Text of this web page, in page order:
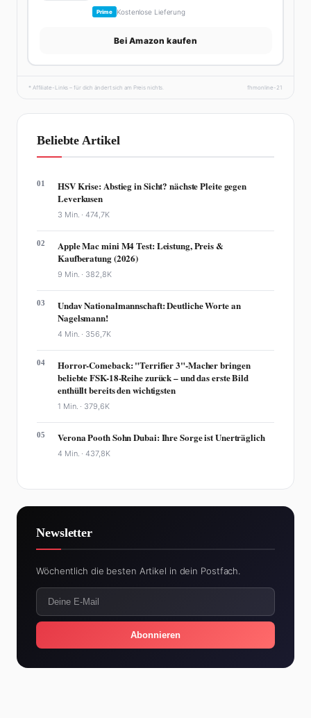
Prime Kostenlose Lieferung
Bei Amazon kaufen
* Affiliate-Links – für dich ändert sich am Preis nichts. fhmonline-21
Beliebte Artikel
01
HSV Krise: Abstieg in Sicht? nächste Pleite gegen
Leverkusen
3 Min. ·474,7K
02
Apple Mac mini M4 Test: Leistung, Preis &
Kaufberatung (2026)
9 Min. · 382,8K
03
Undav Nationalmannschaft: Deutliche Worte an
Nagelsmann!
4 Min. · 356,7K
04
Horror-Comeback: "Terrifier 3"-Macher bringen
beliebte FSK-18-Reihe zurück – und das erste Bild
enthüllt bereits den wichtigsten
1 Min. · 379,6K
05 Verona Pooth Sohn Dubai: Ihre Sorge ist Unerträglich
4 Min. ·437,8K
Newsletter
Wöchentlich die besten Artikel in dein Postfach.
Abonnieren